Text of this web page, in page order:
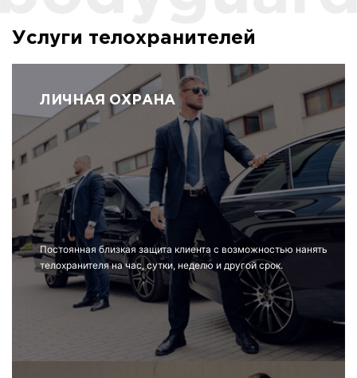
Услуги телохранителей
ЛИЧНАЯ ОХРАНА
Постоянная близкая защита клиента с возможностью нанять
телохранителя на час, сутки, неделю и другой срок.